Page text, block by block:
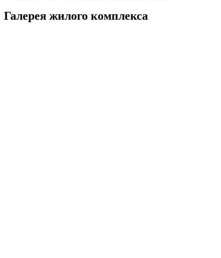
Галерея жилого комплекса